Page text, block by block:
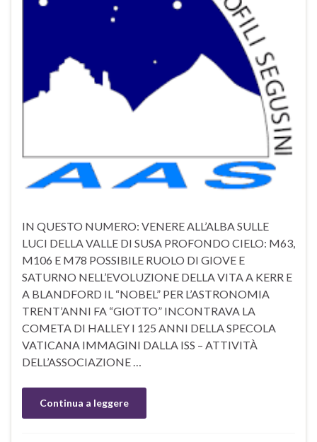
IN QUESTO NUMERO: VENERE ALL’ALBA SULLE
LUCI DELLA VALLE DI SUSA PROFONDO CIELO: M63,
M106 E M78 POSSIBILE RUOLO DI GIOVE E
SATURNO NELL’EVOLUZIONE DELLA VITA A KERR E
A BLANDFORD IL “NOBEL” PER L’ASTRONOMIA
TRENT’ANNI FA “GIOTTO” INCONTRAVA LA
COMETA DI HALLEY I 125 ANNI DELLA SPECOLA
VATICANA IMMAGINI DALLA ISS – ATTIVITÀ
DELL’ASSOCIAZIONE …
Continua a leggere